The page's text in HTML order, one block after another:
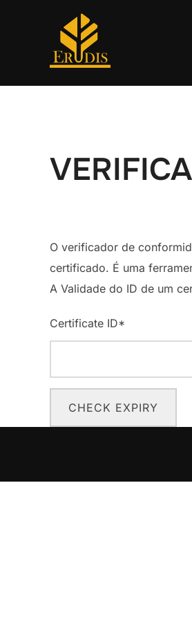
O verificador de
certificado. É uma
A Validade do ID de um
Certificate ID*
CHECK EXPIRY